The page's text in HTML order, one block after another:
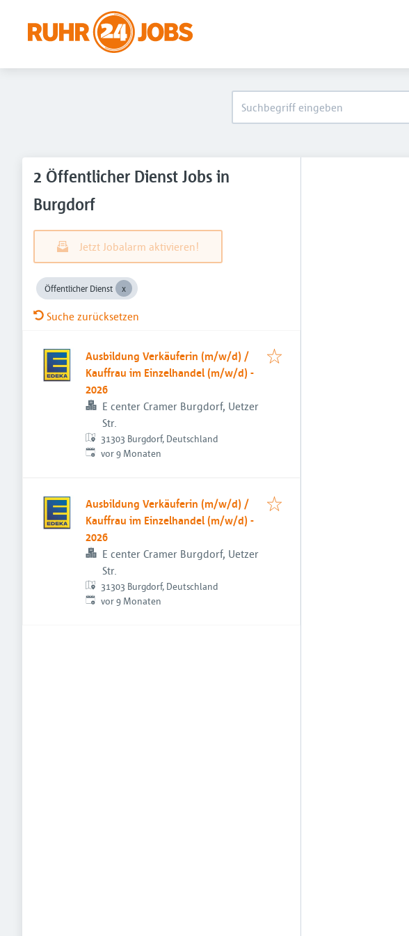
2 Öffentlicher Dienst Jobs in
Burgdorf
Jetzt Jobalarm aktivieren!
Öffentlicher Dienst
Suche zurücksetzen
Ausbildung Verkäuferin (m/w/d) /
Kauffrau im Einzelhandel (m/w/d) -
2026
E center Cramer Burgdorf, Uetzer
Str.
31303 Burgdorf, Deutschland
Veröffentlicht:
vor 9 Monaten
Ausbildung Verkäuferin (m/w/d) /
Kauffrau im Einzelhandel (m/w/d) -
2026
E center Cramer Burgdorf, Uetzer
Str.
31303 Burgdorf, Deutschland
Veröffentlicht:
vor 9 Monaten